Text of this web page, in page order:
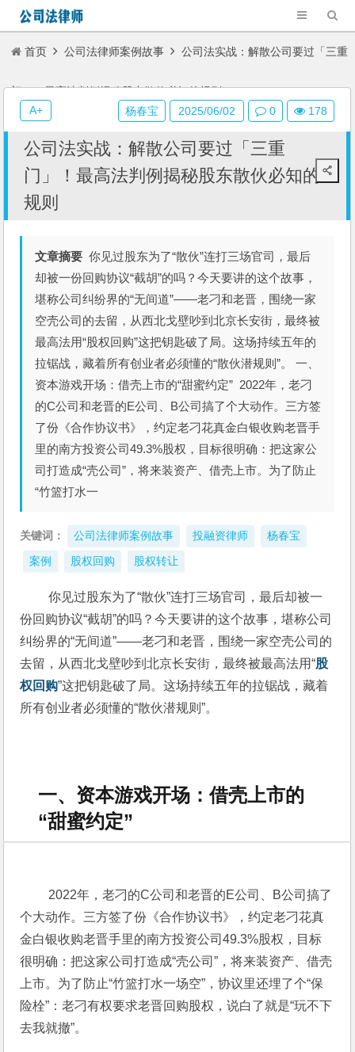
首页 公司法律师案例故事 公司法实战：解散公司要过「三重
门」！最高法判例揭秘股东散伙必知的规则
公司法实战：解散公司要过「三重
门」！最高法判例揭秘股东散伙必知的
规则
文章摘要 你见过股东为了“散伙”连打三场官司，最后
却被一份回购协议“截胡”的吗？今天要讲的这个故事，
堪称公司纠纷界的“无间道”——老刁和老晋，围绕一家
空壳公司的去留，从西北戈壁吵到北京长安街，最终被
最高法用“股权回购”这把钥匙破了局。这场持续五年的
拉锯战，藏着所有创业者必须懂的“散伙潜规则”。 一、
资本游戏开场：借壳上市的“甜蜜约定” 2022年，老刁
的C公司和老晋的E公司、B公司搞了个大动作。三方签
了份《合作协议书》，约定老刁花真金白银收购老晋手
里的南方投资公司49.3%股权，目标很明确：把这家公
司打造成“壳公司”，将来装资产、借壳上市。为了防止
“竹篮打水一
关键词： 公司法律师案例故事 投融资律师 杨春宝
案例 股权回购 股权转让
你见过股东为了“散伙”连打三场官司，最后却被一
份回购协议“截胡”的吗？今天要讲的这个故事，堪称公司
纠纷界的“无间道”——老刁和老晋，围绕一家空壳公司的
去留，从西北戈壁吵到北京长安街，最终被最高法用“股
权回购”这把钥匙破了局。这场持续五年的拉锯战，藏着
所有创业者必须懂的“散伙潜规则”。
一、资本游戏开场：借壳上市的
“甜蜜约定”
2022年，老刁的C公司和老晋的E公司、B公司搞了
个大动作。三方签了份《合作协议书》，约定老刁花真
金白银收购老晋手里的南方投资公司49.3%股权，目标
很明确：把这家公司打造成“壳公司”，将来装资产、借壳
上市。为了防止“竹篮打水一场空”，协议里还埋了个“保
险栓”：老刁有权要求老晋回购股权，说白了就是“玩不下
去我就撤”。
杨春宝 2025/06/02 0 178
A+